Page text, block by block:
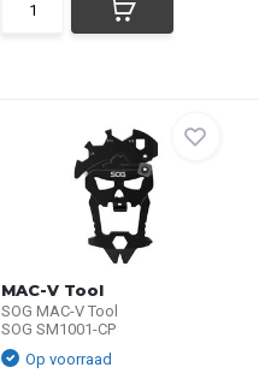
MAC-V Tool
SOG MAC-V Tool
SOG SM1001-CP
Op voorraad